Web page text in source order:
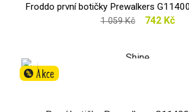
Froddo první botičky Prewalkers
1 059 Kč 742 Kč
% Akce